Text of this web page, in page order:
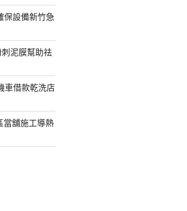
保設備新竹急
泥膜幫助祛
車借款乾洗店
當舖施工導熱